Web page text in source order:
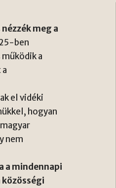
meg a
ben
a
el vidéki
hogyan
nem
a mindennapi
közösségi